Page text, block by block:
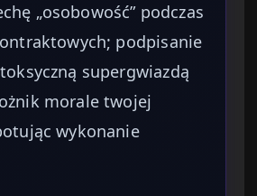
„osobowość” podczas
podpisanie
supergwiazdą
morale twojej
wykonanie